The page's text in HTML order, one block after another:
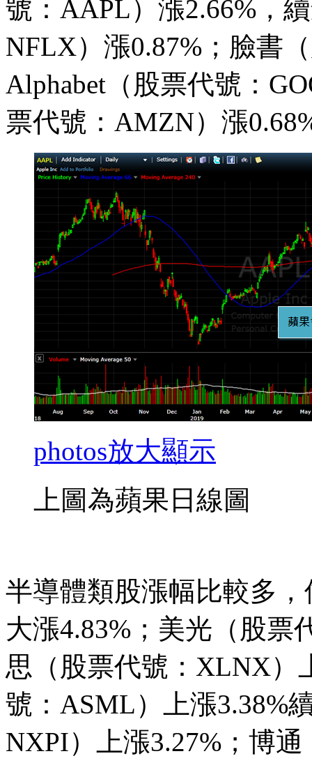
號：AAPL）漲2.66%，
NFLX）漲0.87%；臉書
Alphabet（股票代號：
票代號：AMZN）漲
photos放大顯示
上圖為蘋果日線圖
半導體類股漲幅比較多
大漲4.83%；美光（股票
思（股票代號：XLNX）
號：ASML）上漲3.38%
NXPI）上漲3.27%；博